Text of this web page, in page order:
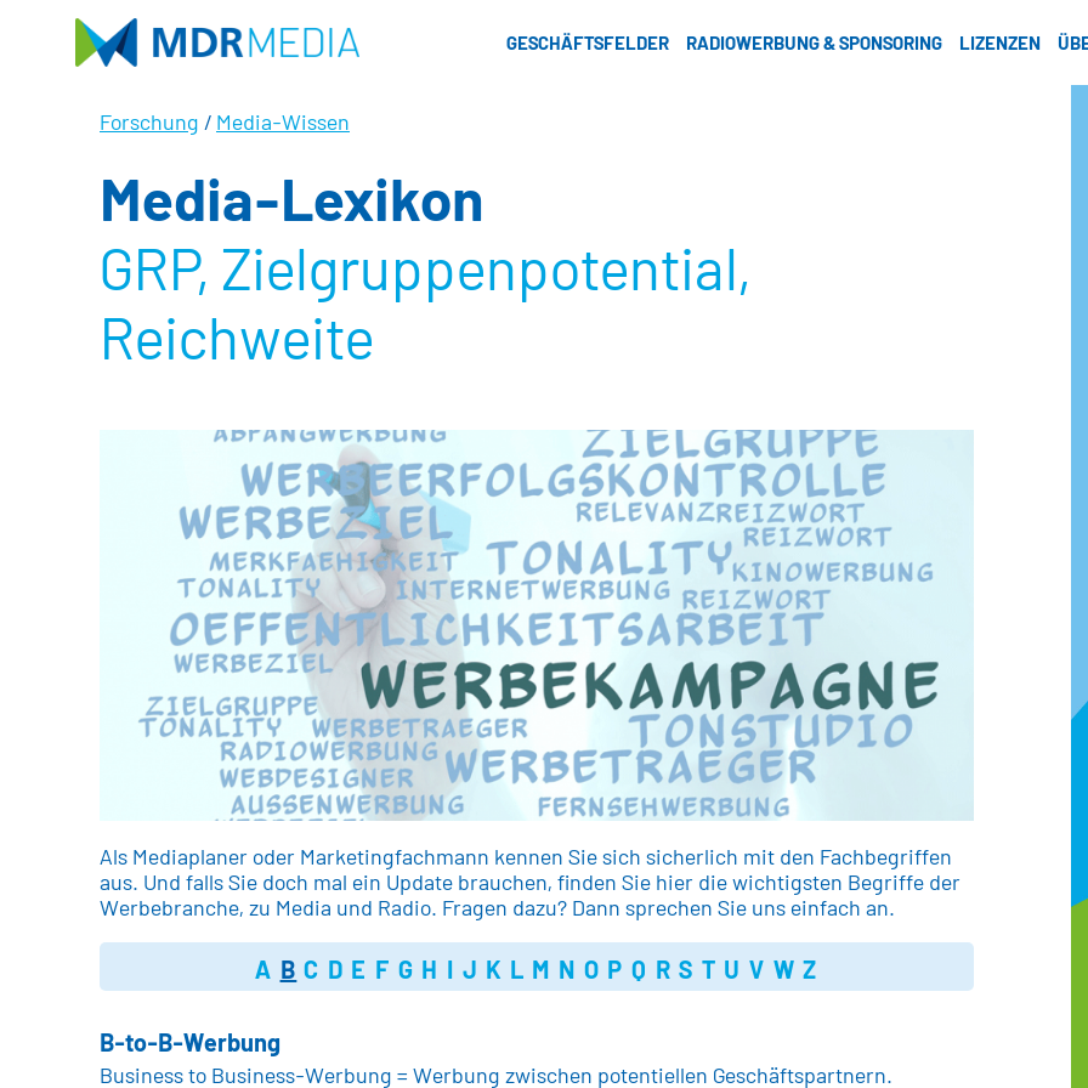
GESCHÄFTSFELDER RADIOWERBUNG & SPONSORING LIZENZEN
Forschung / Media-Wissen
Media-Lexikon
GRP, Zielgruppenpotential,
Reichweite
Als Mediaplaner oder Marketingfachmann kennen Sie sich sicherlich mit den Fachbegriffen
aus. Und falls Sie doch mal ein Update brauchen, finden Sie hier die wichtigsten Begriffe der
Werbebranche, zu Media und Radio. Fragen dazu? Dann sprechen Sie uns einfach an.
A B C D E F G H I J K L M N O P Q R S T U V W Z
B-to-B-Werbung
Business to Business-Werbung = Werbung zwischen potentiellen Geschäftspartnern.